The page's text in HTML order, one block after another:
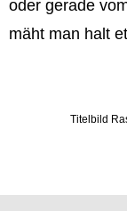
oder gerade
mäht man halt
Titelbild